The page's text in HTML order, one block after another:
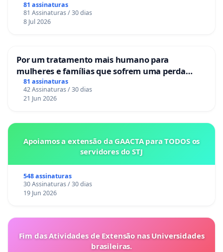
81 assinaturas
81 Assinaturas / 30 dias
8 Jul 2026
Por um tratamento mais humano para
mulheres e famílias que sofrem uma perda
gestacional nos hospitais portugueses
81 assinaturas
42 Assinaturas / 30 dias
21 Jun 2026
Apoiamos a extensão da GAACTA para TODOS os
servidores do STJ
548 assinaturas
30 Assinaturas / 30 dias
19 Jun 2026
Fim das Atividades de Extensão nas Universidades
brasileiras.